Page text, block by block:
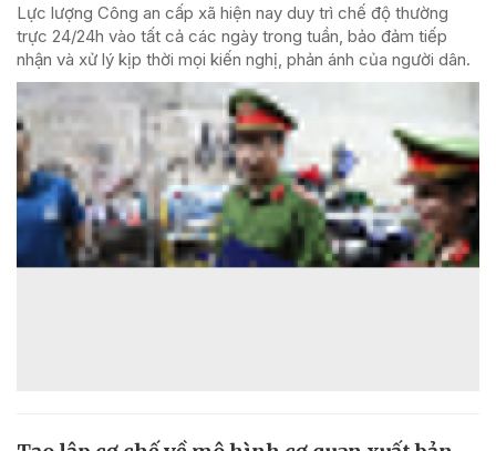
Lực lượng Công an cấp xã hiện nay duy trì chế độ thường
trực 24/24h vào tất cả các ngày trong tuần, bảo đảm tiếp
nhận và xử lý kịp thời mọi kiến nghị, phản ánh của người dân.